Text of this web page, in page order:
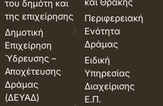
του δημότη και
της επιχείρησης
Δημοτική
Επιχείρηση
Ύδρευσης –
Αποχέτευσης
Δράμας
(ΔΕΥΑΔ)
Περιφερειακή
Ενότητα
Δράμας
Ειδική
Υπηρεσίας
Διαχείρισης
Ε.Π.